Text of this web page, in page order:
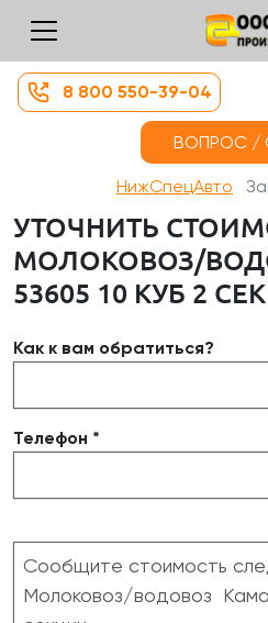
8 800 550-39-04
ВОПРОС /
НижСпецАвто
УТОЧНИТЬ
МОЛОКОВОЗ/
53605 10 КУБ 2
Как к вам обратиться?
Телефон *